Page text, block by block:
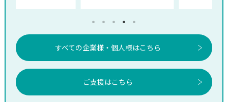
すべての企業様・個人様はこちら
ご支援はこちら